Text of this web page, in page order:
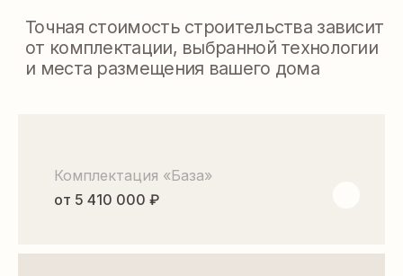
Комплектация «База»
от 5 410 000 ₽